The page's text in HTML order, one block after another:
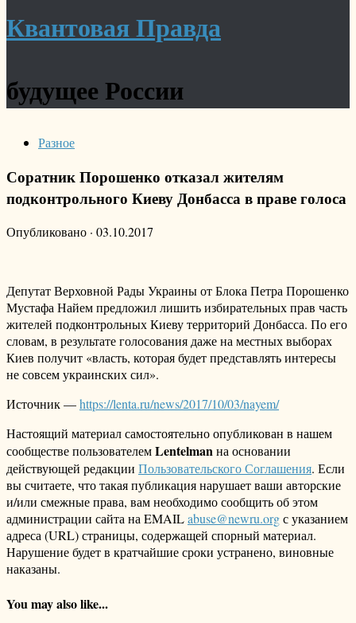
Квантовая Правда
будущее России
Разное
Соратник Порошенко отказал жителям
подконтрольного Киеву Донбасса в праве голоса
Опубликовано · 03.10.2017
Депутат Верховной Рады Украины от Блока Петра Порошенко
Мустафа Найем предложил лишить избирательных прав часть
жителей подконтрольных Киеву территорий Донбасса. По его
словам, в результате голосования даже на местных выборах
Киев получит «власть, которая будет представлять интересы
не совсем украинских сил».
Источник —https://lenta.ru/news/2017/10/03/nayem/
Настоящий материал самостоятельно опубликован в нашем
сообществе пользователемLentelmanна основании
действующей редакции Пользовательского Соглашения. Если
вы считаете, что такая публикация нарушает ваши авторские
и/или смежные права, вам необходимо сообщить об этом
администрации сайта на EMAILabuse@newru.orgс указанием
адреса (URL) страницы, содержащей спорный материал.
Нарушение будет в кратчайшие сроки устранено, виновные
наказаны.
You may also like...